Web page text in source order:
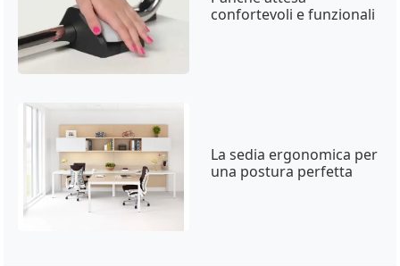
confortevoli e funzionali
La sedia ergonomica per
una postura perfetta